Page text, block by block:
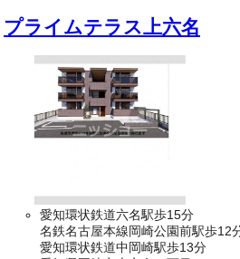
プライムテラス上六名
愛知環状鉄道六名駅歩15分
名鉄名古屋本線岡崎公園前駅歩12
愛知環状鉄道中岡崎駅歩13分